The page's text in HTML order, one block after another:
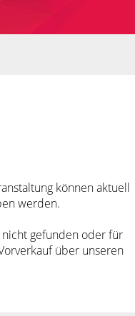
können aktuell
werden.
gefunden oder für
über unseren